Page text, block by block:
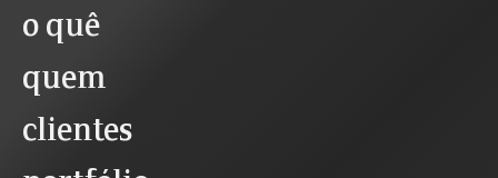
o quê
quem
clientes